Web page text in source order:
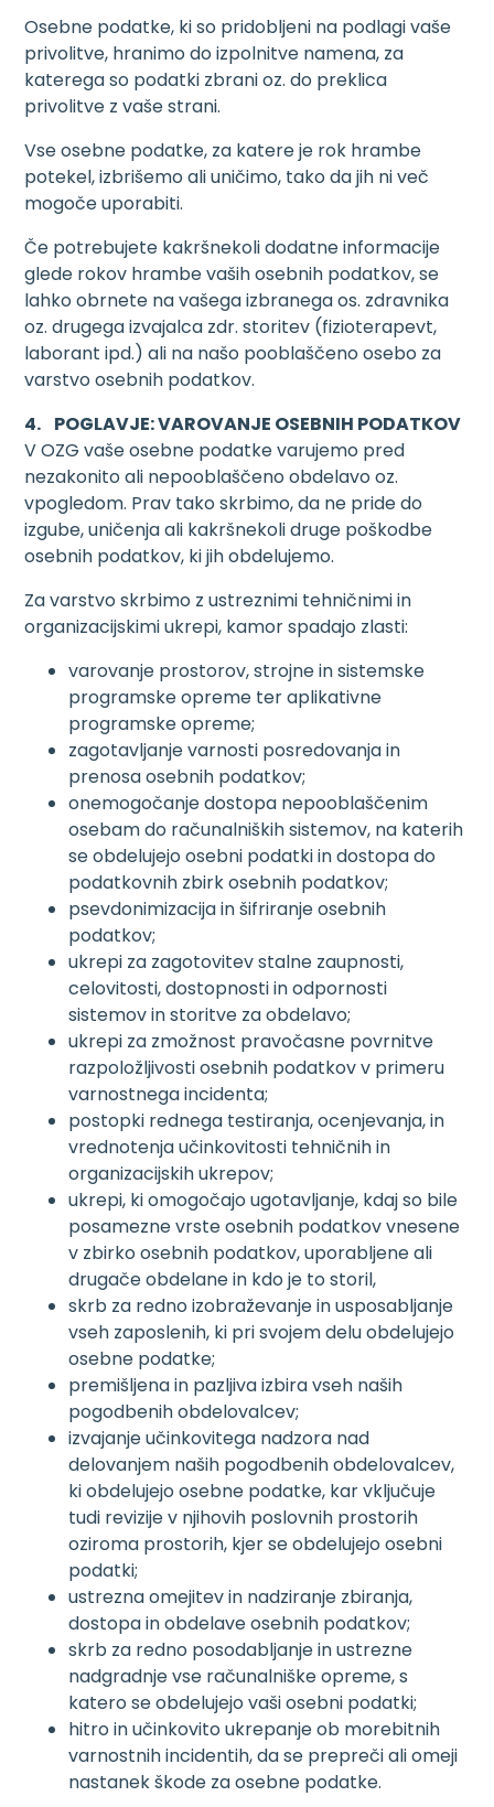
Osebne podatke, ki so pridobljeni na podlagi vaše
privolitve, hranimo do izpolnitve namena, za
katerega so podatki zbrani oz. do preklica
privolitve z vaše strani.
Vse osebne podatke, za katere je rok hrambe
potekel, izbrišemo ali uničimo, tako da jih ni več
mogoče uporabiti.
Če potrebujete kakršnekoli dodatne informacije
glede rokov hrambe vaših osebnih podatkov, se
lahko obrnete na vašega izbranega os. zdravnika
oz. drugega izvajalca zdr. storitev (fizioterapevt,
laborant ipd.) ali na našo pooblaščeno osebo za
varstvo osebnih podatkov.
4. POGLAVJE: VAROVANJE OSEBNIH PODATKOV
V OZG vaše osebne podatke varujemo pred
nezakonito ali nepooblaščeno obdelavo oz.
vpogledom. Prav tako skrbimo, da ne pride do
izgube, uničenja ali kakršnekoli druge poškodbe
osebnih podatkov, ki jih obdelujemo.
Za varstvo skrbimo z ustreznimi tehničnimi in
organizacijskimi ukrepi, kamor spadajo zlasti:
varovanje prostorov, strojne in sistemske
programske opreme ter aplikativne
programske opreme;
zagotavljanje varnosti posredovanja in
prenosa osebnih podatkov;
onemogočanje dostopa nepooblaščenim
osebam do računalniških sistemov, na katerih
se obdelujejo osebni podatki in dostopa do
podatkovnih zbirk osebnih podatkov;
psevdonimizacija in šifriranje osebnih
podatkov;
ukrepi za zagotovitev stalne zaupnosti,
celovitosti, dostopnosti in odpornosti
sistemov in storitve za obdelavo;
ukrepi za zmožnost pravočasne povrnitve
razpoložljivosti osebnih podatkov v primeru
varnostnega incidenta;
postopki rednega testiranja, ocenjevanja, in
vrednotenja učinkovitosti tehničnih in
organizacijskih ukrepov;
ukrepi, ki omogočajo ugotavljanje, kdaj so bile
posamezne vrste osebnih podatkov vnesene
v zbirko osebnih podatkov, uporabljene ali
drugače obdelane in kdo je to storil,
skrb za redno izobraževanje in usposabljanje
vseh zaposlenih, ki pri svojem delu obdelujejo
osebne podatke;
premišljena in pazljiva izbira vseh naših
pogodbenih obdelovalcev;
izvajanje učinkovitega nadzora nad
delovanjem naših pogodbenih obdelovalcev,
ki obdelujejo osebne podatke, kar vključuje
tudi revizije v njihovih poslovnih prostorih
oziroma prostorih, kjer se obdelujejo osebni
podatki;
ustrezna omejitev in nadziranje zbiranja,
dostopa in obdelave osebnih podatkov;
skrb za redno posodabljanje in ustrezne
nadgradnje vse računalniške opreme, s
katero se obdelujejo vaši osebni podatki;
hitro in učinkovito ukrepanje ob morebitnih
varnostnih incidentih, da se prepreči ali omeji
nastanek škode za osebne podatke.